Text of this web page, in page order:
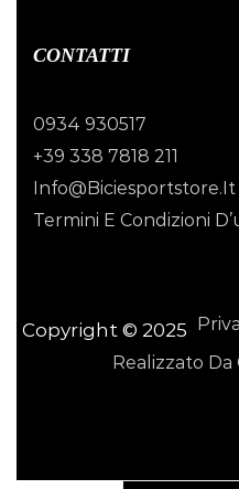
CONTATTI
0934 930517
+39 338 7818 211
Info@biciesportstore.it
Termini E Condizioni
Copyright © 2025
Realizzato